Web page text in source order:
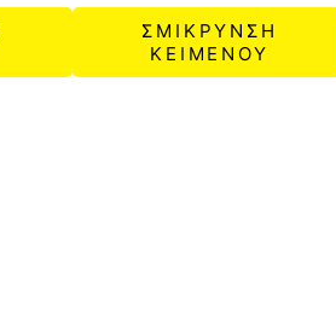
ΣΜΙΚΡΥΝΣΗ
ΚΕΙΜΕΝΟΥ